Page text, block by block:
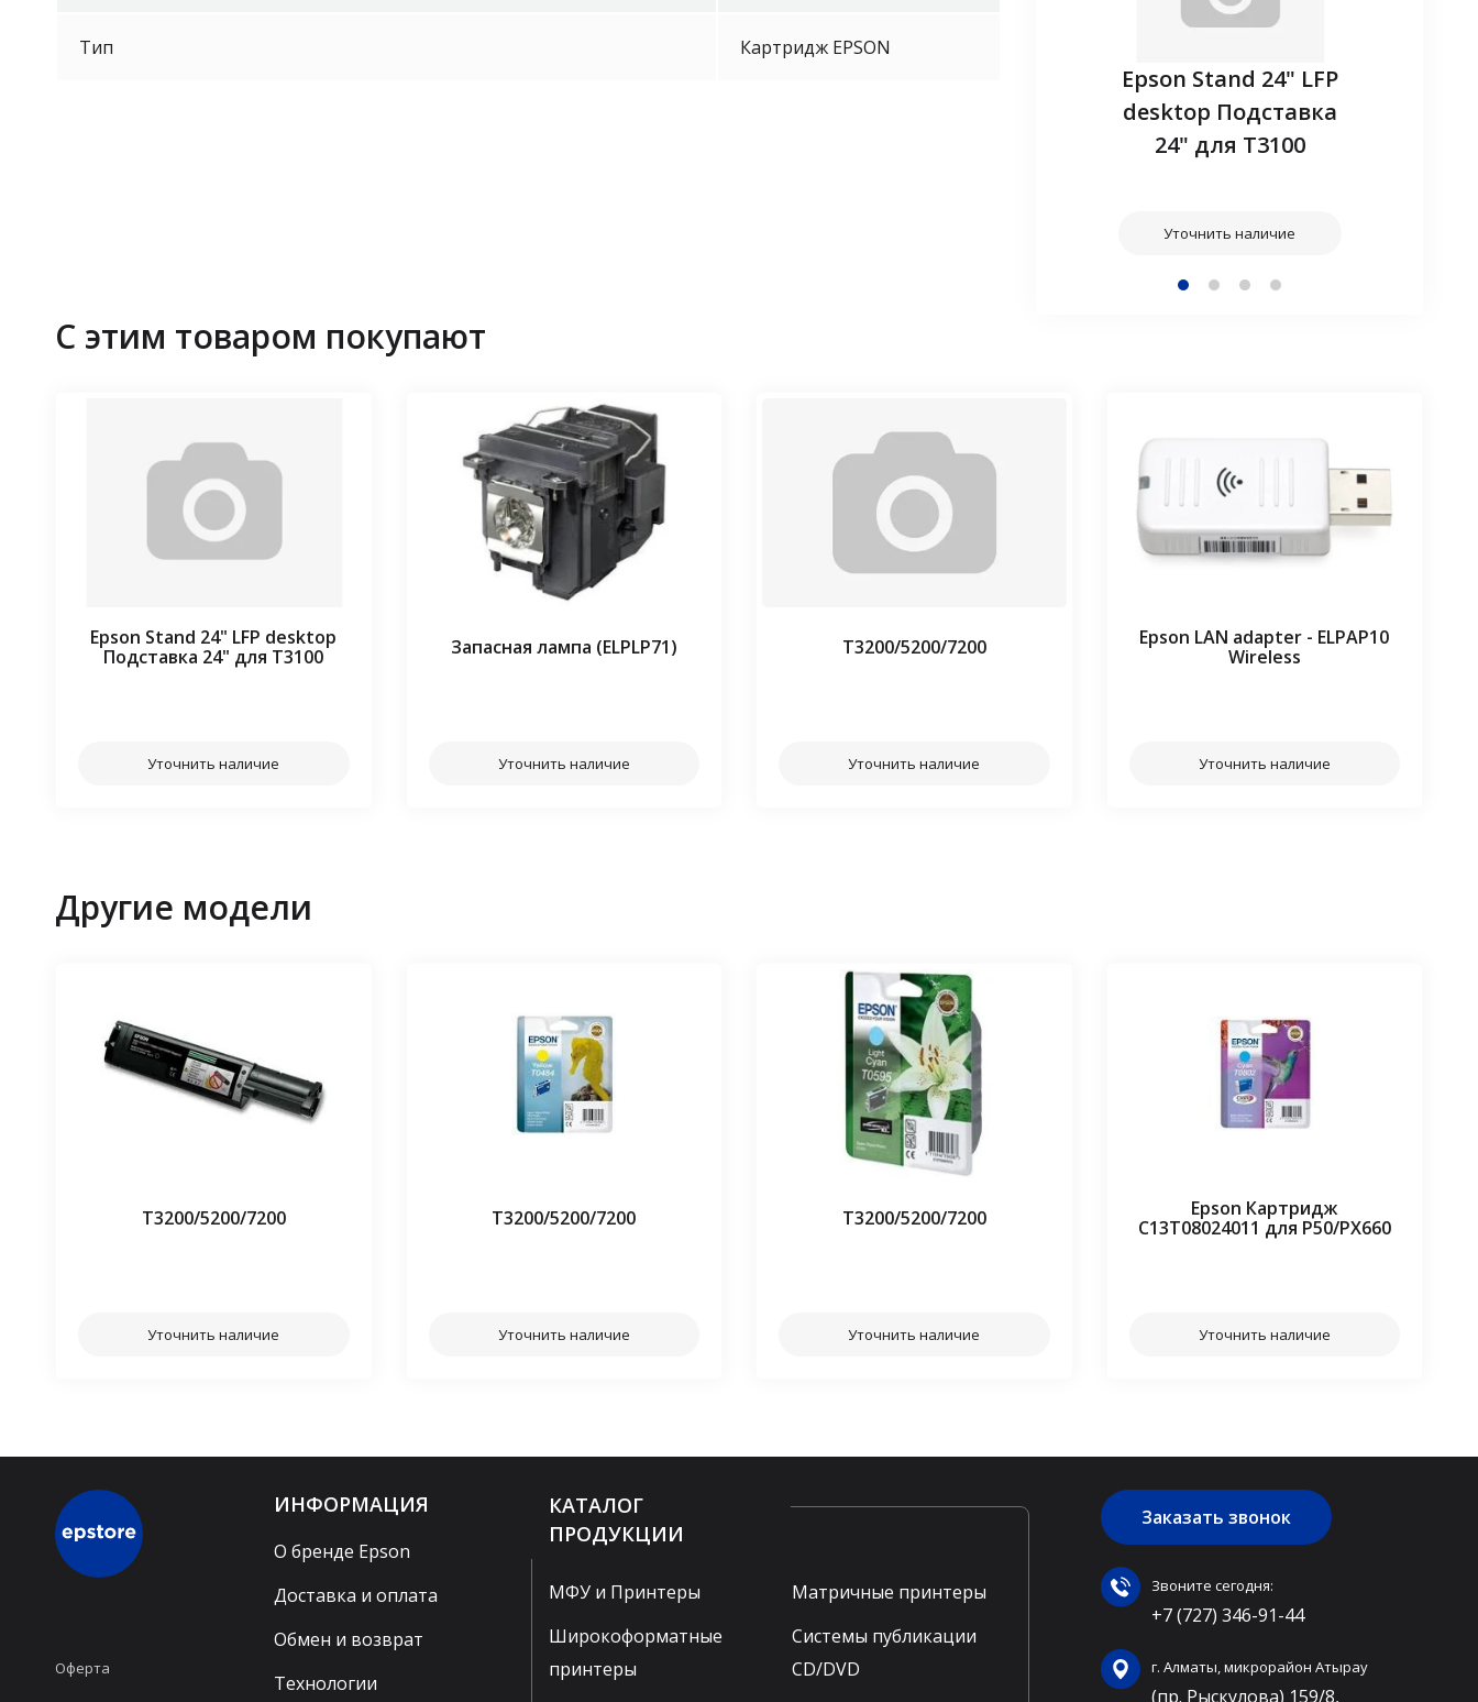
Тип Картридж EPSON
Epson Stand 24" LFP
desktop Подставка
24" для T3100
Уточнить наличие
С этим товаром покупают
Epson Stand 24" LFP desktop
Подставка 24" для T3100
Уточнить наличие
Запасная лампа (ELPLP71)
Уточнить наличие
Т3200/5200/7200
Уточнить наличие
Epson LAN adapter - ELPAP10
Wireless
Уточнить наличие
Другие модели
Т3200/5200/7200
Уточнить наличие
Т3200/5200/7200
Уточнить наличие
Т3200/5200/7200
Уточнить наличие
Epson Картридж
C13T08024011 для P50/PX660
Уточнить наличие
Оферта
ИНФОРМАЦИЯ
О бренде Epson
Доставка и оплата
Обмен и возврат
Технологии
КАТАЛОГ
ПРОДУКЦИИ
МФУ и Принтеры
Широкоформатные
принтеры
Матричные принтеры
Системы публикации
CD/DVD
Заказать звонок
Звоните сегодня:
+7 (727) 346-91-44
г. Алматы, микрорайон Атырау
(пр. Рыскулова) 159/8,